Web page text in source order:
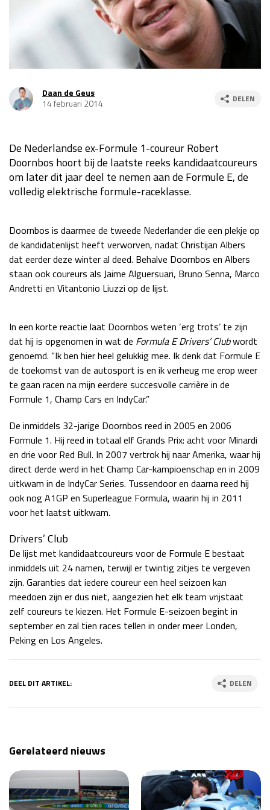
za 13:00 - 15:00
GP VERENIGDE STATEN 2026 23 - 25 okt
Kwalificatie
za 22:00 - 23:00
Race
GP SÃO PAULO 2026 06 - 08 nov
Kwalificatie
za 19:00 - 20:00
Race
zo 18:00 - 20:00
LAS VEGAS GRAND PRIX 2026 20 - 22 nov
Race
zo 05:00 - 07:00
GP QATAR 2026
Kwalificatie
za 19:00 - 20:00
zo 17:00 - 19:00
GP ABU DHABI 2026
Kwalificatie
za 15:00 - 16:00
Race
zo 14:00 - 16:00
Daan de Geus
14 februari 2014
DELEN
De Nederlandse ex-Formule 1-coureur Robert
Doornbos hoort bij de laatste reeks kandidaatcoureurs
om later dit jaar deel te nemen aan de Formule E, de
volledig elektrische formule-raceklasse.
Doornbos is daarmee de tweede Nederlander die een plekje op
de kandidatenlijst heeft verworven, nadat Christijan Albers
dat eerder deze winter al deed. Behalve Doornbos en Albers
staan ook coureurs als Jaime Alguersuari, Bruno Senna, Marco
Andretti en Vitantonio Liuzzi op de lijst.
In een korte reactie laat Doornbos weten ‘erg trots’ te zijn
dat hij is opgenomen in wat de Formula E Drivers’ Clubwordt
genoemd. “Ik ben hier heel gelukkig mee. Ik denk dat Formule E
de toekomst van de autosport is en ik verheug me erop weer
te gaan racen na mijn eerdere succesvolle carrière in de
Formule 1, Champ Cars en IndyCar.”
De inmiddels 32-jarige Doornbos reed in 2005 en 2006
Formule 1. Hij reed in totaal elf Grands Prix: acht voor Minardi
en drie voor Red Bull. In 2007 vertrok hij naar Amerika, waar hij
direct derde werd in het Champ Car-kampioenschap en in 2009
uitkwam in de IndyCar Series. Tussendoor en daarna reed hij
ook nog A1GP en Superleague Formula, waarin hij in 2011
voor het laatst uitkwam.
Drivers’ Club
De lijst met kandidaatcoureurs voor de Formule E bestaat
inmiddels uit 24 namen, terwijl er twintig zitjes te vergeven
zijn. Garanties dat iedere coureur een heel seizoen kan
meedoen zijn er dus niet, aangezien het elk team vrijstaat
zelf coureurs te kiezen. Het Formule E-seizoen begint in
september en zal tien races tellen in onder meer Londen,
Peking en Los Angeles.
DEEL DIT ARTIKEL: DELEN
Gerelateerd nieuws